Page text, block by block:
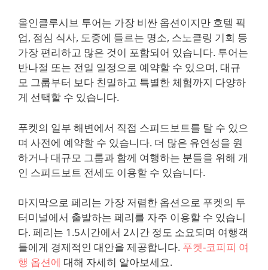
올인클루시브 투어는 가장 비싼 옵션이지만 호텔 픽
업, 점심 식사, 도중에 들르는 명소, 스노클링 기회 등
가장 편리하고 많은 것이 포함되어 있습니다. 투어는
반나절 또는 전일 일정으로 예약할 수 있으며, 대규
모 그룹부터 보다 친밀하고 특별한 체험까지 다양하
게 선택할 수 있습니다.
푸켓의 일부 해변에서 직접 스피드보트를 탈 수 있으
며 사전에 예약할 수 있습니다. 더 많은 유연성을 원
하거나 대규모 그룹과 함께 여행하는 분들을 위해 개
인 스피드보트 전세도 이용할 수 있습니다.
마지막으로 페리는 가장 저렴한 옵션으로 푸켓의 두
터미널에서 출발하는 페리를 자주 이용할 수 있습니
다. 페리는 1.5시간에서 2시간 정도 소요되며 여행객
들에게 경제적인 대안을 제공합니다. 푸켓-코피피 여
행 옵션에 대해 자세히 알아보세요.